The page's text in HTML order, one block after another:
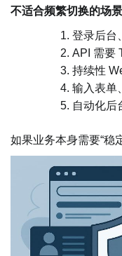
不适合频繁切换的场景
登录后台
API 需要
持续性
输入表单
自动化后
如果业务本身需要“稳